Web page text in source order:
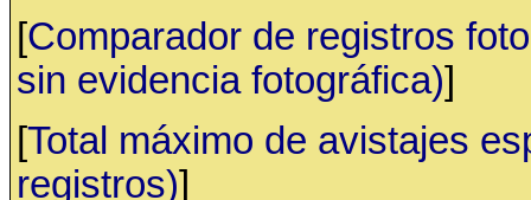
[Comparador de registros
sin evidencia fotográfica)]
[Total máximo de avistajes
registros)]